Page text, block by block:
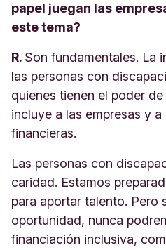
papel juegan las
este tema?
R. Son fundamentales. La
las personas con
quienes tienen el poder
incluye a las empresas y
financieras.
Las personas con
caridad. Estamos
para aportar talento. Pero
oportunidad, nunca
financiación inclusiva,